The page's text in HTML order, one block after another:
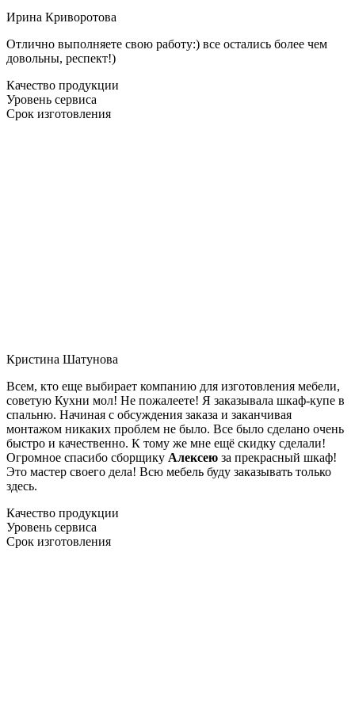
Ирина Криворотова
Отлично выполняете свою работу:) все остались более чем
довольны, респект!)
Качество продукции
Уровень сервиса
Срок изготовления
Кристина Шатунова
Всем, кто еще выбирает компанию для изготовления мебели,
советую Кухни мол! Не пожалеете! Я заказывала шкаф-купе в
спальню. Начиная с обсуждения заказа и заканчивая
монтажом никаких проблем не было. Все было сделано очень
быстро и качественно. К тому же мне ещё скидку сделали!
Огромное спасибо сборщику Алексею за прекрасный шкаф!
Это мастер своего дела! Всю мебель буду заказывать только
здесь.
Качество продукции
Уровень сервиса
Срок изготовления